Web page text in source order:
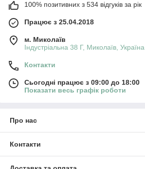
100% позитивних з 534 відгуків за рік
Працює з 25.04.2018
м. Миколаїв
Індустріальна 38 Г, Миколаїв, Україна
Контакти
Сьогодні працює з 09:00 до 18:00
Показати весь графік роботи
Про нас
Контакти